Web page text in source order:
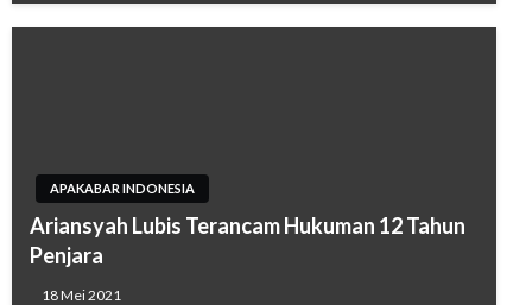
APAKABAR INDONESIA
Ariansyah Lubis Terancam Hukuman 12 Tahun
Penjara
18 Mei 2021